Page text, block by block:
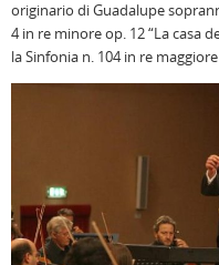
originario di Guadalupe
4 in re minore op. 12 “La casa
la Sinfonia n. 104 in re